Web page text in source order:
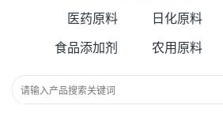
医药原料 日化原料
食品添加剂 农用原料